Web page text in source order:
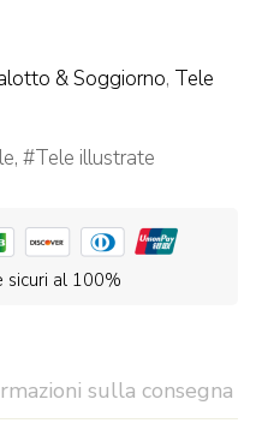
& Soggiorno, Tele
, Tele illustrate
sicuri al 100%
sulla consegna